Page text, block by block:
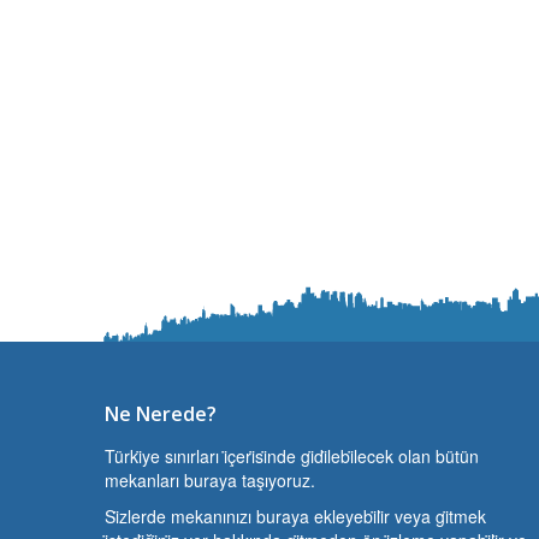
Ne Nerede?
Türki̇ye sınırları i̇çeri̇si̇nde gi̇di̇lebi̇lecek olan bütün
mekanları buraya taşıyoruz.
Si̇zlerde mekanınızı buraya ekleyebi̇li̇r veya gi̇tmek